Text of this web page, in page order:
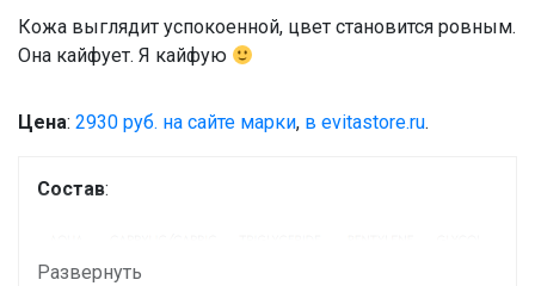
Кожа выглядит успокоенной, цвет становится ровным.
Она кайфует. Я кайфую
Цена: 2930 руб. на сайте марки, в evitastore.ru.
Состав:
Развернуть